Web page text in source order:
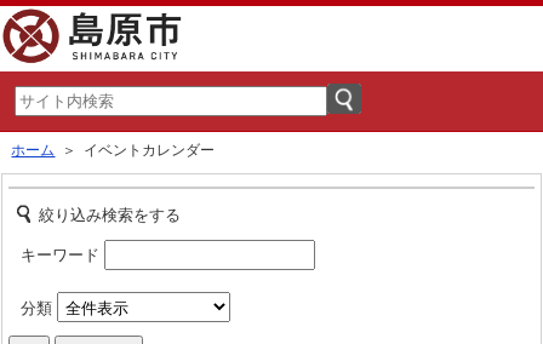
ホーム ＞ イベントカレンダー
絞り込み検索をする
キーワード
分類